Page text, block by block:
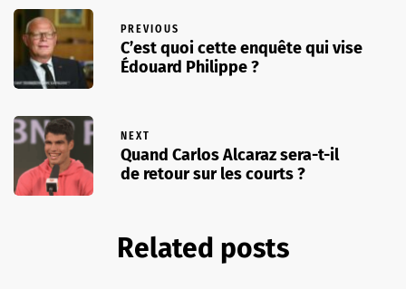
PREVIOUS
C’est quoi cette enquête qui vise
Édouard Philippe ?
NEXT
Quand Carlos Alcaraz sera-t-il
de retour sur les courts ?
Related posts